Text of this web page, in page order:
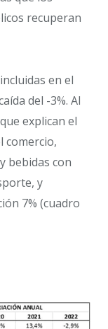
recuperan
en el
del -3%. Al
explican el
comercio,
bebidas con
y
7% (cuadro